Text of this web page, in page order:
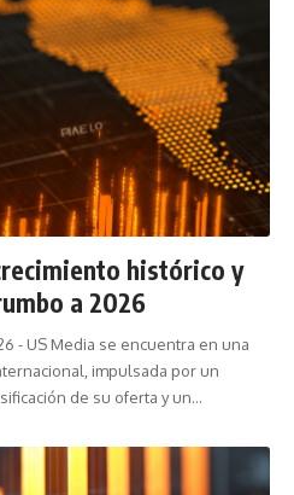
histórico y
a 2026
- US Media se encuentra en una
impulsada por un
de su oferta y un…